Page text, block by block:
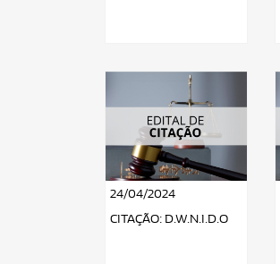
24/04/2024
CITAÇÃO: D.W.N.I.D.O